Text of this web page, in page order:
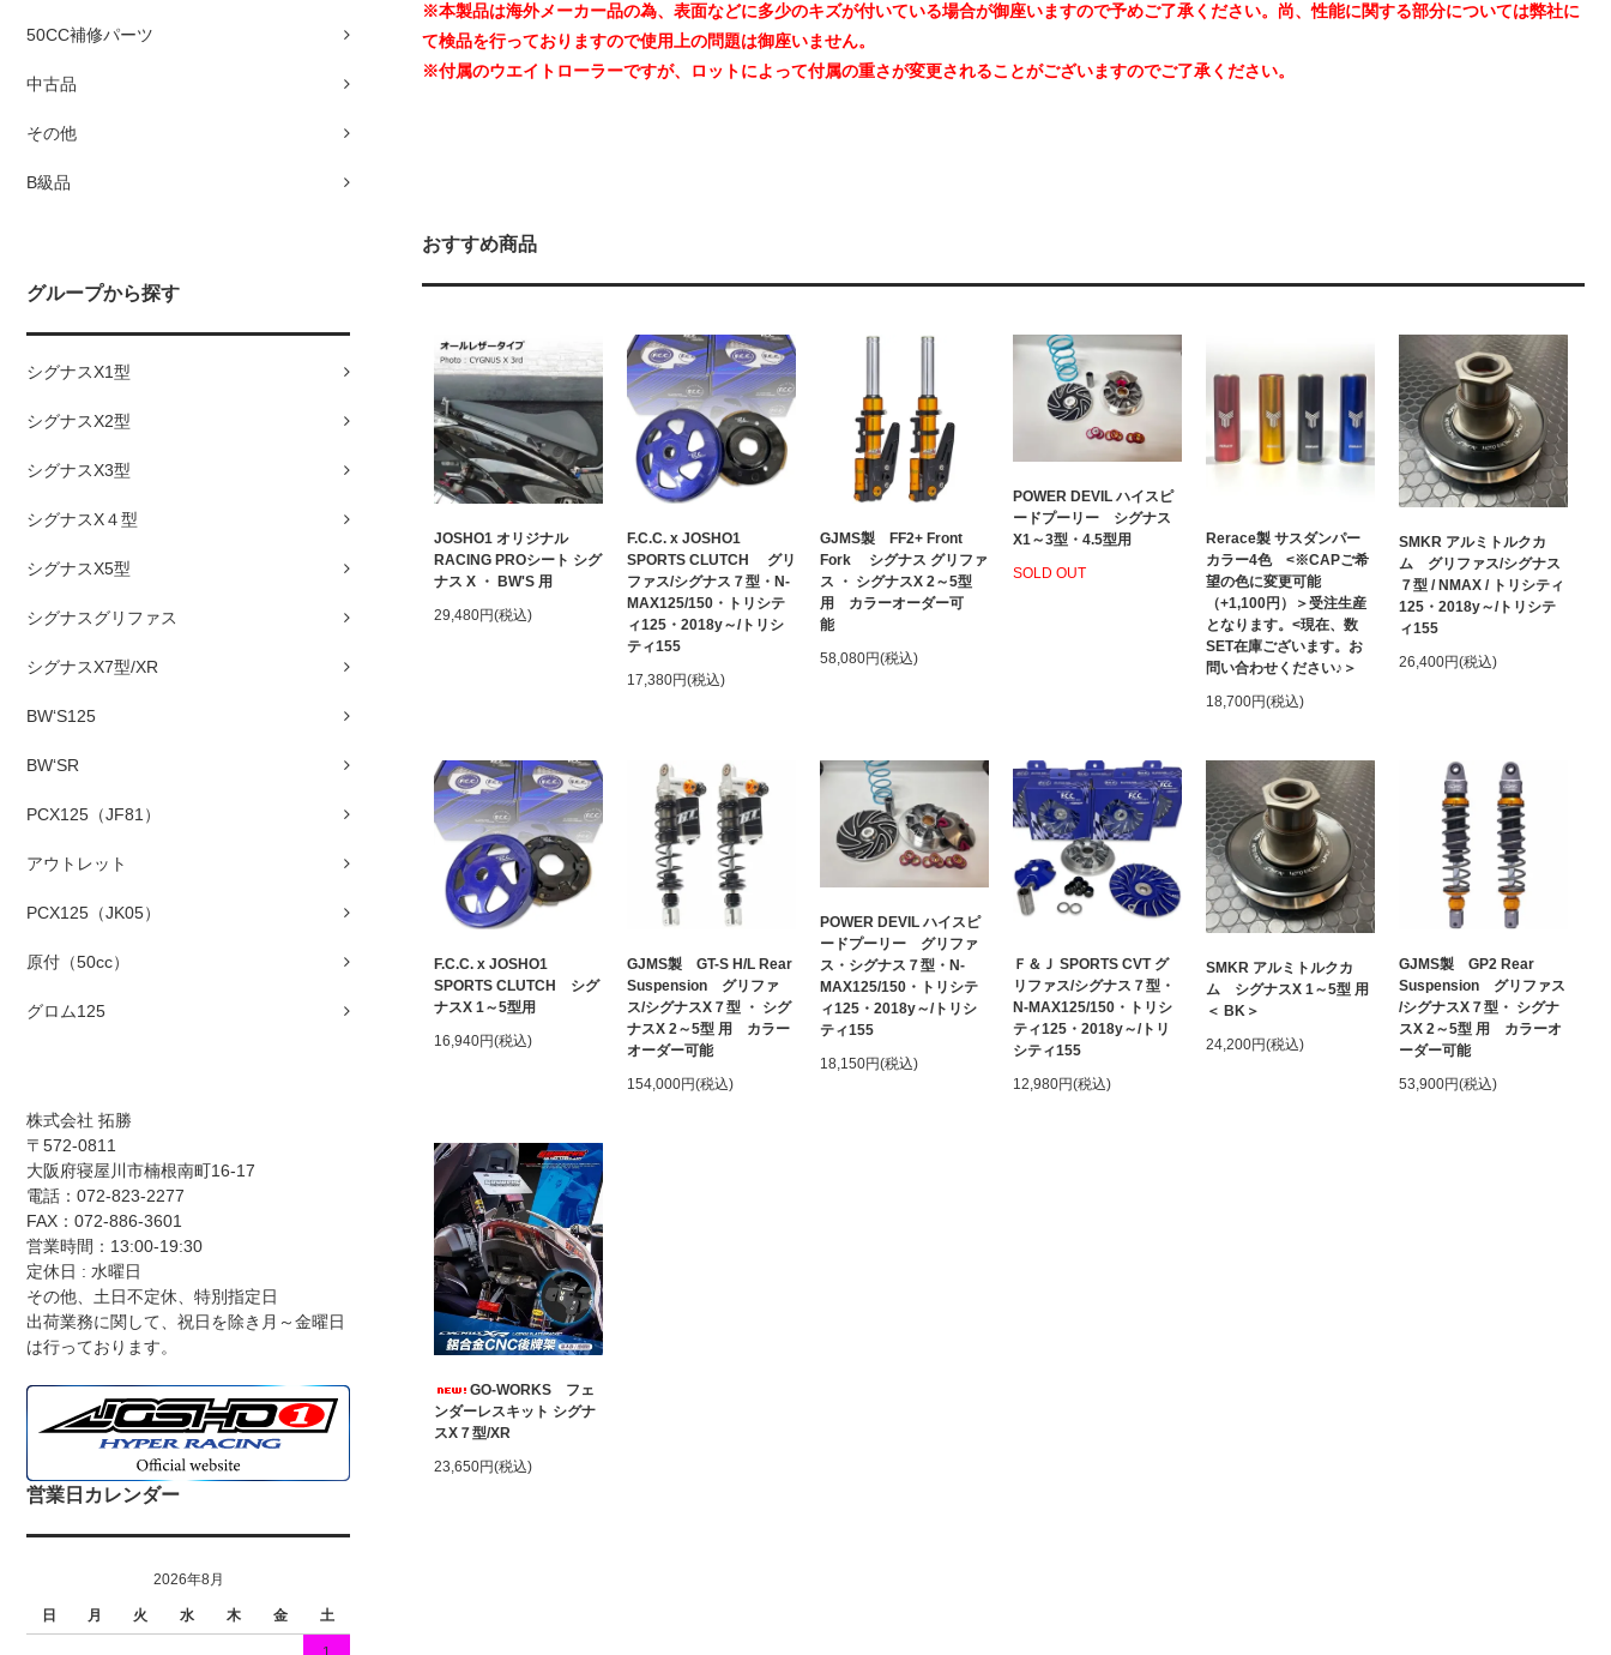
50CC補修パーツ
中古品
その他
B級品
グループから探す
シグナスX1型
シグナスX2型
シグナスX3型
シグナスX４型
シグナスX5型
シグナスグリファス
シグナスX7型/XR
BW‘S125
BW‘SR
PCX125（JF81）
アウトレット
PCX125（JK05）
原付（50cc）
グロム125
株式会社 拓勝
〒572-0811
大阪府寝屋川市楠根南町16-17
電話：072-823-2277
FAX：072-886-3601
営業時間：13:00-19:30
定休日 : 水曜日
その他、土日不定休、特別指定日
出荷業務に関して、祝日を除き月～金曜日
は行っております。
営業日カレンダー
2026年8月
日 月 火 水 木 金 土
※本製品は海外メーカー品の為、表面などに多少のキズが付いている場合が御座いますので予めご了承ください。尚、性能に関する部分については弊社に
て検品を行っておりますので使用上の問題は御座いません。
※付属のウエイトローラーですが、ロットによって付属の重さが変更されることがございますのでご了承ください。
おすすめ商品
JOSHO1 オリジナル
RACING PROシート シグ
ナス X ・ BW'S 用
29,480円(税込)
F.C.C. x JOSHO1
SPORTS CLUTCH グリ
ファス/シグナス７型・N-
MAX125/150・トリシテ
ィ125・2018y～/トリシ
ティ155
17,380円(税込)
GJMS製 FF2+ Front
Fork シグナス グリファ
ス ・ シグナスX 2～5型
用 カラーオーダー可
能
58,080円(税込)
POWER DEVIL ハイスピ
ードプーリー シグナス
X1～3型・4.5型用
SOLD OUT
Rerace製 サスダンパー
カラー4色 <※CAPご希
望の色に変更可能
（+1,100円）＞受注生産
となります。<現在、数
SET在庫ございます。お
問い合わせください♪＞
18,700円(税込)
SMKR アルミトルクカ
ム グリファス/シグナス
７型 / NMAX / トリシティ
125・2018y～/トリシテ
ィ155
26,400円(税込)
F.C.C. x JOSHO1
SPORTS CLUTCH シグ
ナスX 1～5型用
16,940円(税込)
GJMS製 GT-S H/L Rear
Suspension グリファ
ス/シグナスX７型 ・ シグ
ナスX 2～5型 用 カラー
オーダー可能
154,000円(税込)
POWER DEVIL ハイスピ
ードプーリー グリファ
ス・シグナス７型・N-
MAX125/150・トリシテ
ィ125・2018y～/トリシ
ティ155
18,150円(税込)
Ｆ＆Ｊ SPORTS CVT グ
リファス/シグナス７型・
N-MAX125/150・トリシ
ティ125・2018y～/トリ
シティ155
12,980円(税込)
SMKR アルミトルクカ
ム シグナスX 1～5型 用
＜ BK＞
24,200円(税込)
GJMS製 GP2 Rear
Suspension グリファス
/シグナスX７型・ シグナ
スX 2～5型 用 カラーオ
ーダー可能
53,900円(税込)
GO-WORKS フェ
ンダーレスキット シグナ
スX７型/XR
23,650円(税込)